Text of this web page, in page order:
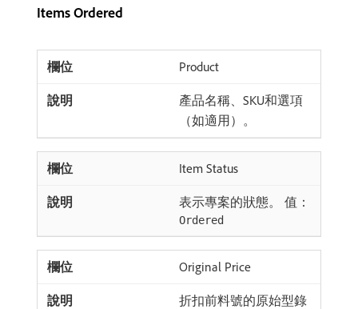
Items Ordered
Product
產品名稱、SKU和選項
（如適用）。
Item Status
表示專案的狀態。 值：
Ordered
Original Price
折扣前料號的原始型錄